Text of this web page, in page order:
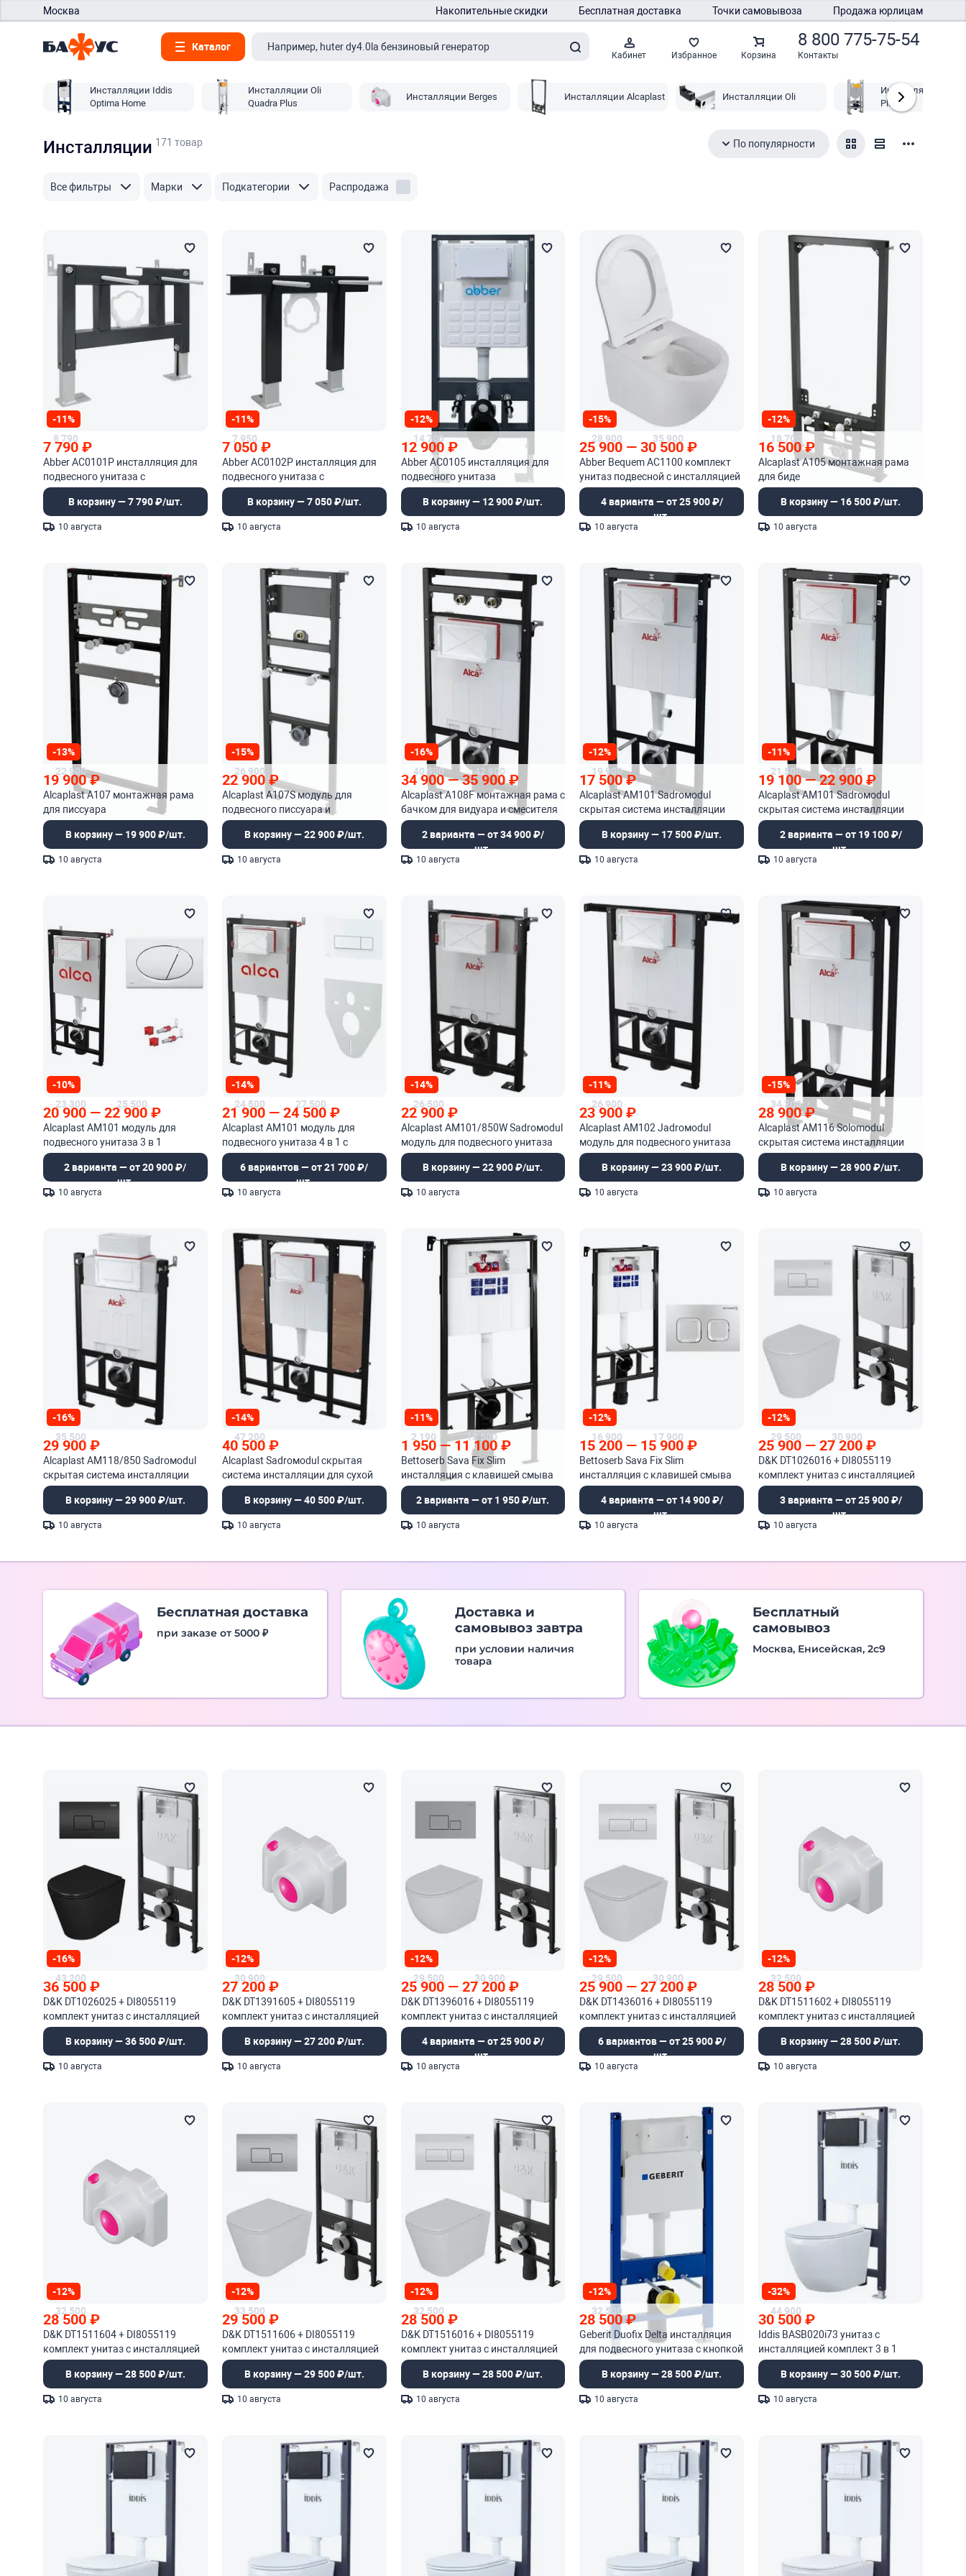
Москва Накопительные скидки Бесплатная доставка Точки самовывоза Продажа юрлицам
Каталог
Кабинет Избранное Корзина
8 800 775-75-54
Контакты
Инсталляции Iddis
Optima Home
Инсталляции Oli
Quadra Plus
Инсталляции Berges Инсталляции Alcaplast Инсталляции Oli
Инсталляции Oli74
Plus
Инсталляции171 товар По популярности
Все фильтры Марки Подкатегории Распродажа
-11%
8 790
7 790₽
Abber AC0101P инсталляция для
подвесного унитаза с
импульсным смывом
В корзину — 7 790 ₽/шт.
10 августа
-11%
7 950
7 050₽
Abber AC0102P инсталляция для
подвесного унитаза с
импульсным смывом
В корзину — 7 050 ₽/шт.
10 августа
-12%
14 700
12 900 ₽
Abber AC0105 инсталляция для
подвесного унитаза
В корзину — 12 900 ₽/шт.
10 августа
-15%
28 900
25 900 — 35 900
30 500₽
Abber Bequem AC1100 комплект
унитаз подвесной с инсталляцией
4 варианта — от 25 900 ₽/
шт.
10 августа
-12%
18 700
16 500₽
Alcaplast A105 монтажная рама
для биде
В корзину — 16 500 ₽/шт.
10 августа
-13%
22 900
19 900₽
Alcaplast A107 монтажная рама
для писсуара
В корзину — 19 900 ₽/шт.
10 августа
-15%
26 900
22 900₽
Alcaplast A107S модуль для
подвесного писсуара и
сенсорного устройст
В корзину — 22 900 ₽/шт.
10 августа
-16%
40 900
34 900— 42 900
35 900₽
Alcaplast A108F монтажная рама с
бачком для видуара и смесителя
2 варианта — от 34 900 ₽/
шт.
10 августа
-12%
19 900
17 500₽
Alcaplast AM101 Sadroмodul
скрытая система инсталляции
для сухой установки
В корзину — 17 500 ₽/шт.
10 августа
-11%
21 500
19 100— 25 500
22 900₽
Alcaplast AM101 Sadroмodul
скрытая система инсталляции
для сухой установки
2 варианта — от 19 100 ₽/
шт.
10 августа
-10%
23 300
20 900 — 25 500
22 900₽
Alcaplast AM101 модуль для
подвесного унитаза 3 в 1
2 варианта — от 20 900 ₽/
шт.
10 августа
-14%
24 500
21 900 — 27 500
24 500₽
Alcaplast AM101 модуль для
подвесного унитаза 4 в 1 с
шумоизоляцией
6 вариантов — от 21 700 ₽/
шт.
10 августа
-14%
26 500
22 900 ₽
Alcaplast AM101/850W Sadroмodul
модуль для подвесного унитаза
В корзину — 22 900 ₽/шт.
10 августа
-11%
26 900
23 900₽
Alcaplast AM102 Jadroмodul
модуль для подвесного унитаза
В корзину — 23 900 ₽/шт.
10 августа
-15%
34 200
28 900₽
Alcaplast AM116 Solomodul
скрытая система инсталляции
для сухой установки
В корзину — 28 900 ₽/шт.
10 августа
-16%
35 500
29 900₽
Alcaplast AM118/850 Sadroмodul
скрытая система инсталляции
для сухой установки
В корзину — 29 900 ₽/шт.
10 августа
-14%
47 200
40 500₽
Alcaplast Sadroмodul скрытая
система инсталляции для сухой
установки
В корзину — 40 500 ₽/шт.
10 августа
-11%
2 190
1 950 — 12 500
11 100 ₽
Bettoserb Sava Fix Slim
инсталляция с клавишей смыва
Cool
2 варианта — от 1 950 ₽/шт.
10 августа
-12%
16 900
15 200 — 17 900
15 900₽
Bettoserb Sava Fix Slim
инсталляция с клавишей смыва
Smart
4 варианта — от 14 900 ₽/
шт.
10 августа
-12%
29 500
25 900 — 30 900
27 200₽
D&K DT1026016 + DI8055119
комплект унитаз с инсталляцией
3 варианта — от 25 900 ₽/
шт.
10 августа
Бесплатная доставка
при заказе от 5000 ₽
Доставка и
самовывоз завтра
при условии наличия
товара
Бесплатный
самовывоз
Москва, Енисейская, 2с9
-16%
43 200
36 500₽
D&K DT1026025 + DI8055119
комплект унитаз с инсталляцией
В корзину — 36 500 ₽/шт.
10 августа
-12%
30 900
27 200₽
D&K DT1391605 + DI8055119
комплект унитаз с инсталляцией
В корзину — 27 200 ₽/шт.
10 августа
-12%
29 500
25 900 — 30 900
27 200 ₽
D&K DT1396016 + DI8055119
комплект унитаз с инсталляцией
4 варианта — от 25 900 ₽/
шт.
10 августа
-12%
29 500
25 900 — 30 900
27 200₽
D&K DT1436016 + DI8055119
комплект унитаз с инсталляцией
6 вариантов — от 25 900 ₽/
шт.
10 августа
-12%
32 500
28 500₽
D&K DT1511602 + DI8055119
комплект унитаз с инсталляцией
В корзину — 28 500 ₽/шт.
10 августа
-12%
32 500
28 500₽
D&K DT1511604 + DI8055119
комплект унитаз с инсталляцией
В корзину — 28 500 ₽/шт.
10 августа
-12%
33 500
29 500₽
D&K DT1511606 + DI8055119
комплект унитаз с инсталляцией
В корзину — 29 500 ₽/шт.
10 августа
-12%
32 500
28 500 ₽
D&K DT1516016 + DI8055119
комплект унитаз с инсталляцией
В корзину — 28 500 ₽/шт.
10 августа
-12%
32 500
28 500₽
Geberit Duofix Delta инсталляция
для подвесного унитаза с кнопкой
В корзину — 28 500 ₽/шт.
10 августа
-32%
44 900
30 500₽
Iddis BASB020i73 унитаз c
инсталляцией комплект 3 в 1
В корзину — 30 500 ₽/шт.
10 августа